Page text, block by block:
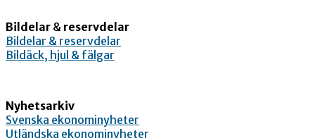
Bildelar & reservdelar
Bildelar & reservdelar
Bildäck, hjul & fälgar
Nyhetsarkiv
Svenska ekonominyheter
Utländska ekonominyheter